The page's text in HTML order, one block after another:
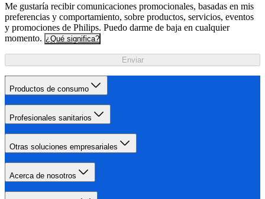
Me gustaría recibir comunicaciones promocionales, basadas en mis
preferencias y comportamiento, sobre productos, servicios, eventos
y promociones de Philips. Puedo darme de baja en cualquier
momento. ¿Qué significa?
Enviar
Productos de consumo
Profesionales sanitarios
Otras soluciones empresariales
Acerca de nosotros